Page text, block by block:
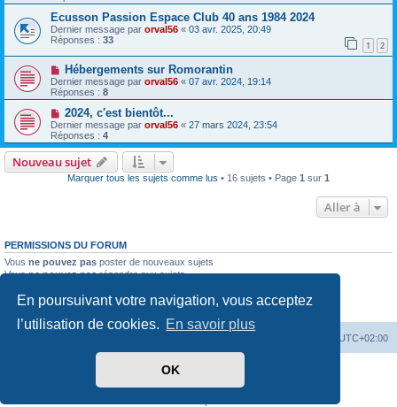
En poursuivant votre navigation, vous acceptez
l’utilisation de cookies. En savoir plus
OK
Ecusson Passion Espace Club 40 ans 1984 2024
Dernier message par orval56 « 03 avr. 2025, 20:49
Réponses : 33 1 2
Hébergements sur Romorantin
Dernier message par orval56 « 07 avr. 2024, 19:14
Réponses : 8
2024, c'est bientôt...
Dernier message par orval56 « 27 mars 2024, 23:54
Réponses : 4
Nouveau sujet
Marquer tous les sujets comme lus • 16 sujets • Page 1 sur 1
Aller à
PERMISSIONS DU FORUM
Vous ne pouvez pas poster de nouveaux sujets
Vousne pouvez pasrépondre aux sujets
Vousne pouvez passupprimer vos messages
ne pouvez pas joindre des fichiers
UTC+02:00
phpBB ® Forum Software © phpBB Limited
phpBB-fr.com